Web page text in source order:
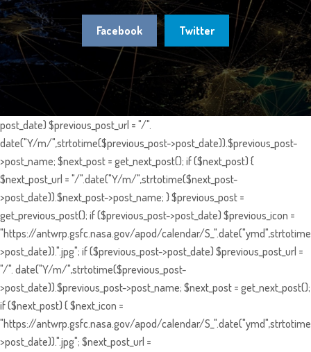
Facebook Twitter
post_date) $previous_post_url = "/".
date("Y/m/",strtotime($previous_post->post_date)).$previous_post-
>post_name; $next_post = get_next_post(); if ($next_post) {
$next_post_url = "/".date("Y/m/",strtotime($next_post-
>post_date)).$next_post->post_name; } $previous_post =
get_previous_post(); if ($previous_post->post_date) $previous_icon =
"https://antwrp.gsfc.nasa.gov/apod/calendar/
>post_date)).".jpg"; if ($previous_post->post_date) $previous_post_url =
"/". date("Y/m/",strtotime($previous_post-
>post_date)).$previous_post->post_name; $next_post = get_next_post();
if ($next_post) { $next_icon =
"https://antwrp.gsfc.nasa.gov/apod/calendar/
>post_date)).".jpg"; $next_post_url =